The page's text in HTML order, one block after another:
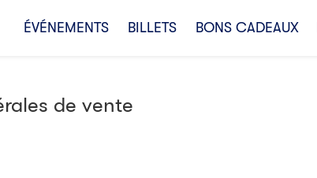
ÉVÉNEMENTS BILLETS BONS CADEAUX
de vente